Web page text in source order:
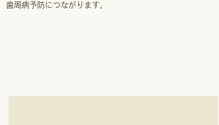
歯周病予防につながります。